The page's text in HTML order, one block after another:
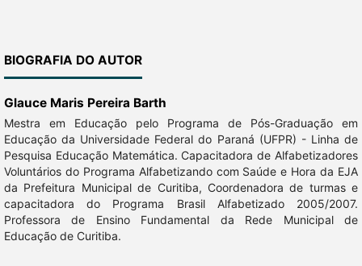
BIOGRAFIA DO AUTOR
Glauce Maris Pereira Barth
Mestra em Educação pelo Programa de Pós-Graduação em
Educação da Universidade Federal do Paraná (UFPR) - Linha de
Pesquisa Educação Matemática. Capacitadora de Alfabetizadores
Voluntários do Programa Alfabetizando com Saúde e Hora da EJA
da Prefeitura Municipal de Curitiba, Coordenadora de turmas e
capacitadora do Programa Brasil Alfabetizado 2005/2007.
Professora de Ensino Fundamental da Rede Municipal de
Educação de Curitiba.